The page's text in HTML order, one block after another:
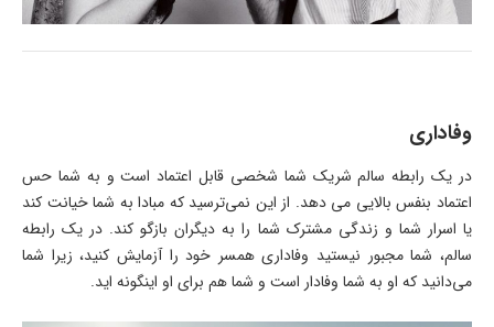
وفاداری
در یک رابطه سالم شریک شما شخصی قابل اعتماد است و به شما حس
اعتماد بنفس بالایی می دهد. از این نمی‌ترسید که مبادا به شما خیانت کند
یا اسرار شما و زندگی مشترک شما را به دیگران بازگو کند. در یک رابطه
سالم، شما مجبور نیستید وفاداری همسر خود را آزمایش کنید، زیرا شما
می‌دانید که او به شما وفادار است و شما هم برای او اینگونه اید.